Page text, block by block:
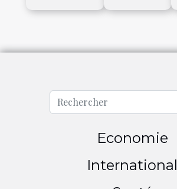
Economie
International